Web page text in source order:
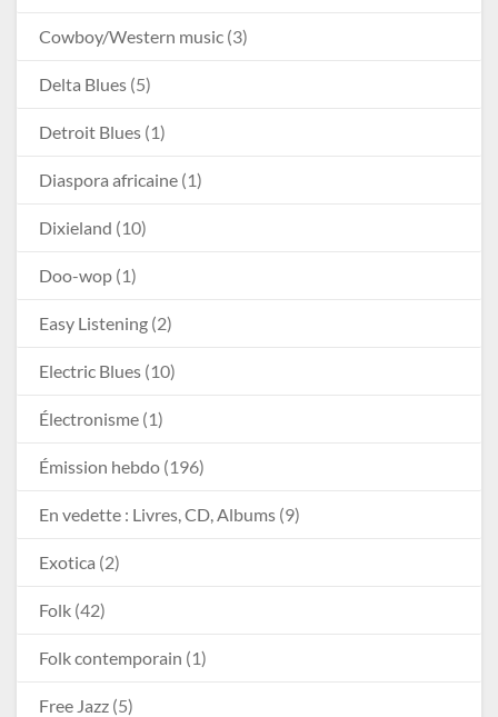
Cowboy/Western music (3)
Delta Blues (5)
Detroit Blues (1)
Diaspora africaine (1)
Dixieland (10)
Doo-wop (1)
Easy Listening (2)
Electric Blues (10)
Électronisme (1)
Émission hebdo (196)
En vedette : Livres, CD, Albums (9)
Exotica (2)
Folk (42)
Folk contemporain (1)
Free Jazz (5)